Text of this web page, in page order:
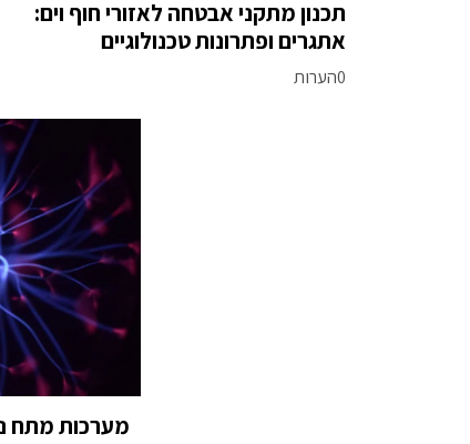
תכנון מתקני אבטחה לאזורי חוף וים:
אתגרים ופתרונות טכנולוגיים
0הערות
מערכות מתח